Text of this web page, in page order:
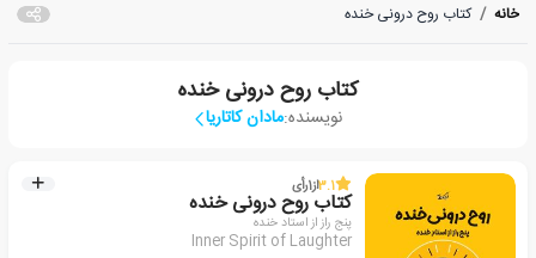
خانه / کتاب روح درونی خنده
کتاب روح درونی خنده
نویسنده:مادان کاتاریا
3.1از1رأی
کتاب روح درونی خنده
پنج راز از استاد خنده
Inner Spirit of Laughter